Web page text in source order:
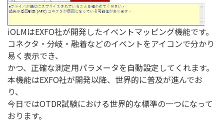
iOLMはEXFO社が開発したイベントマッピング機能です。
コネクタ・分岐・融着などのイベントをアイコンで分かり
易く表示でき、
かつ、正確な測定用パラメータを自動設定してくれます。
本機能はEXFO社が開発以降、世界的に普及が進んでお
り、
今日ではOTDR試験における世界的な標準の一つになって
おります。